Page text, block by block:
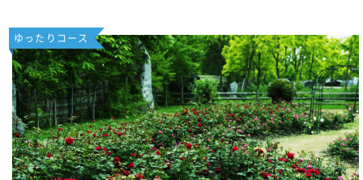
ゆったりコース